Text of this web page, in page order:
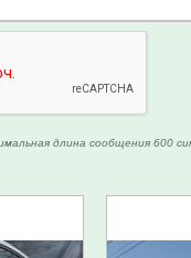
длина сообщения 600